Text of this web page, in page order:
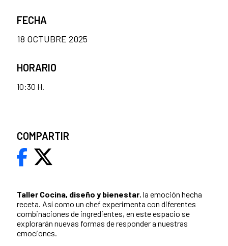
Taller Cocina, diseño y bienestar, la emoción hecha
receta. Así como un chef experimenta con diferentes
combinaciones de ingredientes, en este espacio se
explorarán nuevas formas de responder a nuestras
emociones.
FECHA
18 OCTUBRE 2025
HORARIO
10:30 H.
COMPARTIR